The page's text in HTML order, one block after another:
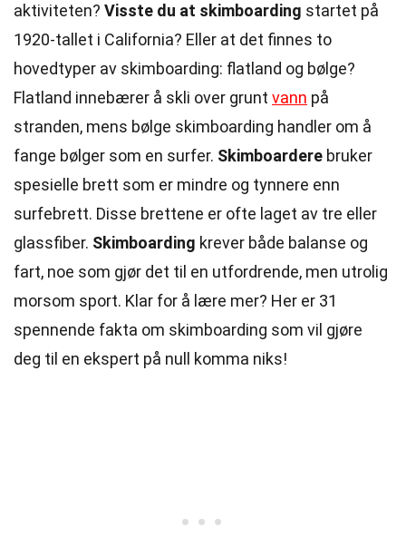
aktiviteten? Visste du at skimboarding startet på
1920-tallet i California? Eller at det finnes to
hovedtyper av skimboarding: flatland og bølge?
Flatland innebærer å skli over grunt vann på
stranden, mens bølge skimboarding handler om å
fange bølger som en surfer. Skimboardere bruker
spesielle brett som er mindre og tynnere enn
surfebrett. Disse brettene er ofte laget av tre eller
glassfiber. Skimboarding krever både balanse og
fart, noe som gjør det til en utfordrende, men utrolig
morsom sport. Klar for å lære mer? Her er 31
spennende fakta om skimboarding som vil gjøre
deg til en ekspert på null komma niks!